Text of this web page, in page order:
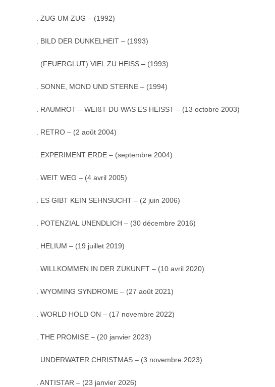
. ZUG UM ZUG – (1992)
. BILD DER DUNKELHEIT – (1993)
. (FEUERGLUT) VIEL ZU HEISS – (1993)
. SONNE, MOND UND STERNE – (1994)
. RAUMROT – WEIßT DU WAS ES HEISST – (13 octobre 2003)
. RETRO – (2 août 2004)
. EXPERIMENT ERDE – (septembre 2004)
. WEIT WEG – (4 avril 2005)
. ES GIBT KEIN SEHNSUCHT – (2 juin 2006)
. POTENZIAL UNENDLICH – (30 décembre 2016)
HELIUM – (19 juillet 2019)
. WILLKOMMEN IN DER ZUKUNFT – (10 avril 2020)
. WYOMING SYNDROME – (27 août 2021)
. WORLD HOLD ON – (17 novembre 2022)
. THE PROMISE – (20 janvier 2023)
UNDERWATER CHRISTMAS – (3 novembre 2023)
ANTISTAR – (23 janvier 2026)